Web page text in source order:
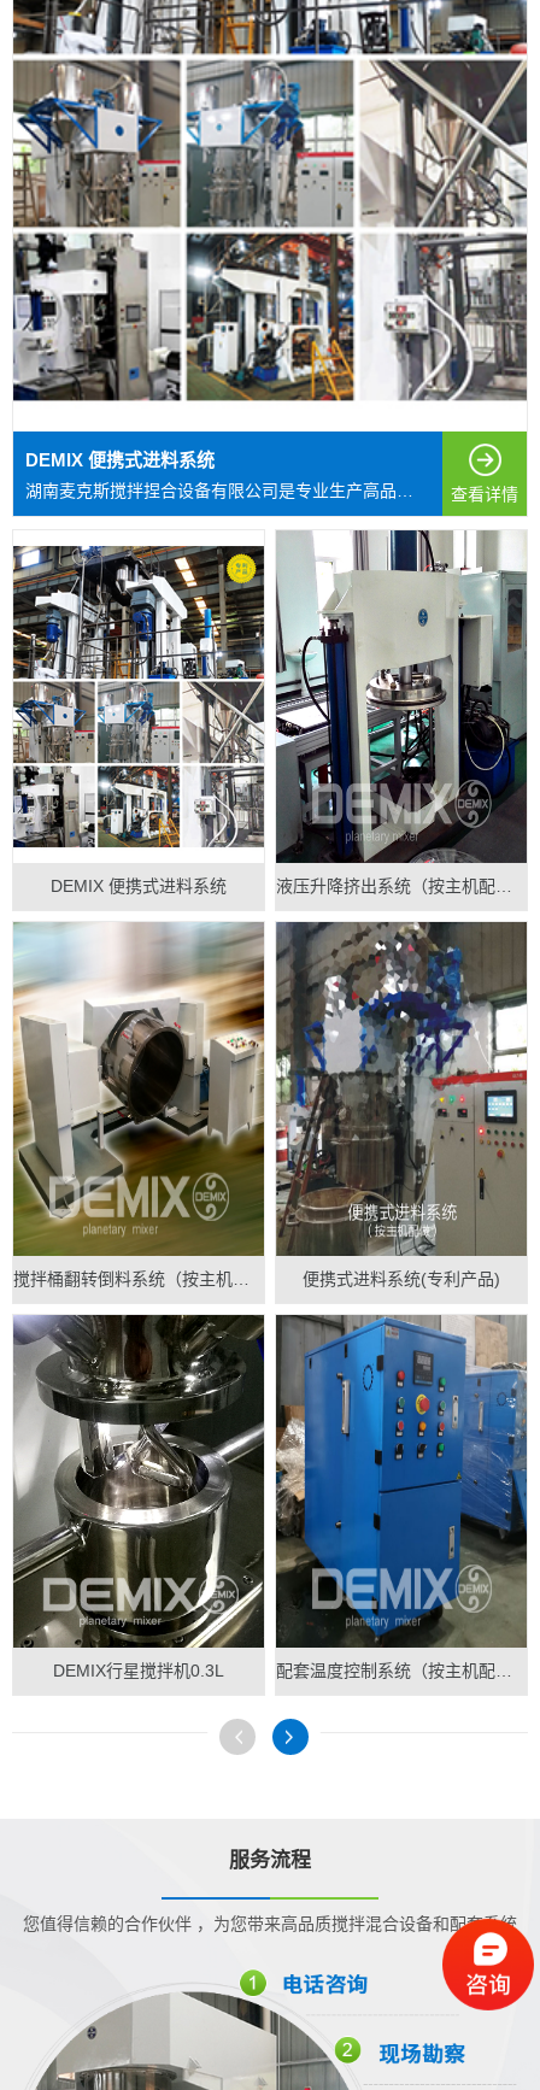
DEMIX 便携式进料系统
查看详情
DEMIX 便携式进料系统
DEMIX行星搅拌机0.3L
液压升降挤出系统（按主机配做）
便携式进料系统(专利产品)
配套温度控制系统（按主机配做）
服务流程
您值得信赖的合作伙伴 ，为您带来高品质搅拌混合设备和配套系统